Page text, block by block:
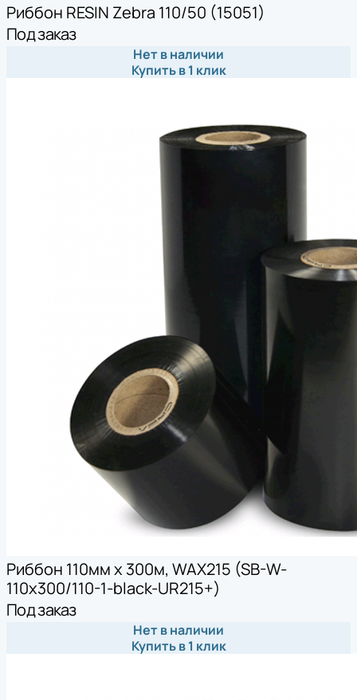
Риббон RESIN Zebra 110/50 (15051)
Под заказ
Нет в наличии
Купить в 1 клик
Риббон 110мм х 300м, WAX215 (SB-W-
110x300/110-1-black-UR215+)
Под заказ
Нет в наличии
Купить в 1 клик